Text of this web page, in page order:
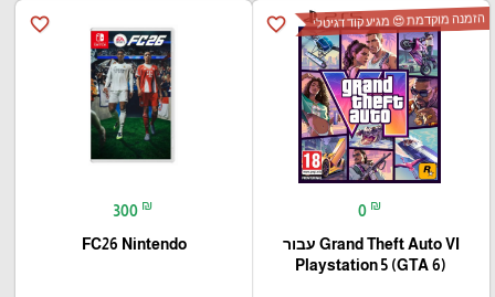
favorite_border הזמנה מוקדמת 😍 מגיע קוד דגיטלי
0 ₪
Grand Theft Auto VI עבור
(Playstation 5 (GTA 6
favorite_border
300 ₪
FC26 Nintendo